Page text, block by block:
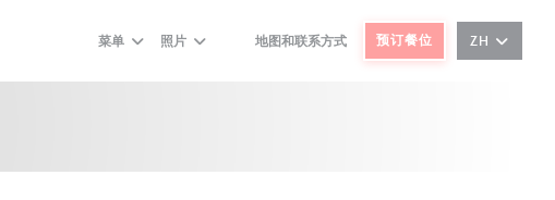
菜单 照片
((在新窗口中打开))
((在新窗口中打开))
地图和联系方式 预订餐位 ZH